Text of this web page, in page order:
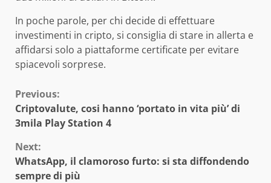
In poche parole, per chi decide di effettuare
investimenti in cripto, si consiglia di stare in allerta e
affidarsi solo a piattaforme certificate per evitare
spiacevoli sorprese.
Continue
Reading
Previous:
Criptovalute, cosi hanno ‘portato in vita più’ di
3mila Play Station 4
Next:
WhatsApp, il clamoroso furto: si sta diffondendo
sempre di più